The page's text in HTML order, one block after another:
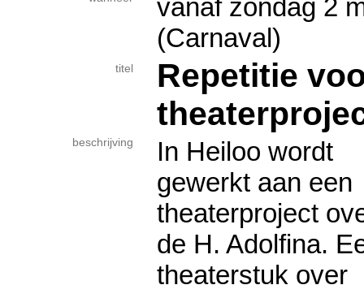
vanaf zondag 2
(Carnaval)
titel
Repetitie
beschrijving
In Heiloo wordt
gewerkt aan een
theaterproject
de H. Adolfina.
theaterstuk over